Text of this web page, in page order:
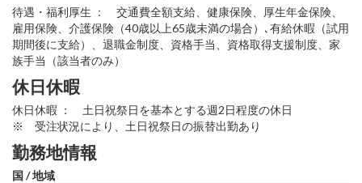
待遇・福利厚生 ： 交通費全額支給、健康保険、厚生年金保険、
雇用保険、介護保険（40歳以上65歳未満の場合）､有給休暇（試用
期間後に支給）、退職金制度、資格手当、資格取得支援制度、家
族手当（該当者のみ）
休日休暇
休日休暇 ： 土日祝祭日を基本とする週2日程度の休日
※ 受注状況により、土日祝祭日の振替出勤あり
勤務地情報
国 / 地域